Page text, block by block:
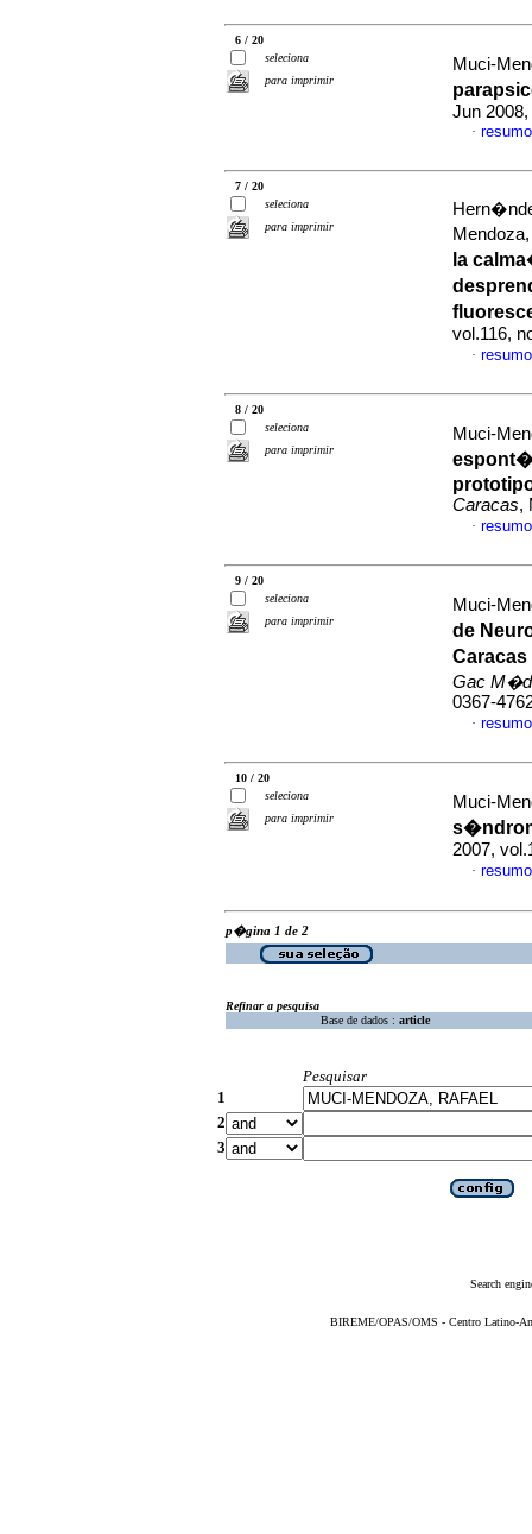
6 / 20
seleciona
para imprimir
Muci-
Jun
·
7 / 20
seleciona
para imprimir
la
vol.116,
·
8 / 20
seleciona
para imprimir
Muci-
Caracas,
·
9 / 20
seleciona
para imprimir
Muci-
de
Gac
0367-
·
10 / 20
seleciona
para imprimir
Muci-
2007,
·
p�gina 1 de 2
Refinar a pesquisa
Base de dados : article
Pesquisar
1
2
3
Search
BIREME/OPAS/OMS - Centro Latino-